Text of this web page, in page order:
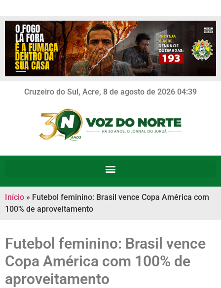
Cruzeiro do Sul, Acre, 8 de agosto de 2026 04:39
Início » Futebol feminino: Brasil vence Copa América com
100% de aproveitamento
Futebol feminino: Brasil vence
Copa América com 100% de
aproveitamento